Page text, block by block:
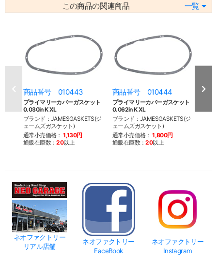
この商品の関連商品 一覧
商品番号 010443
プライマリーカバーガスケット
0.030in K XL
ブランド：JAMESGASKETS(ジ
ェームズガスケット)
通常小売価格： 1,130円
通販在庫数：20以上
商品番号 010444
プライマリーカバーガスケット
0.062in K XL
ブランド：JAMESGASKETS(ジ
ェームズガスケット)
通常小売価格： 1,800円
通販在庫数：20以上
商
ネオファクトリー
リアル店舗
ネオファクトリー
FaceBook
ネオファクトリー
Instagram